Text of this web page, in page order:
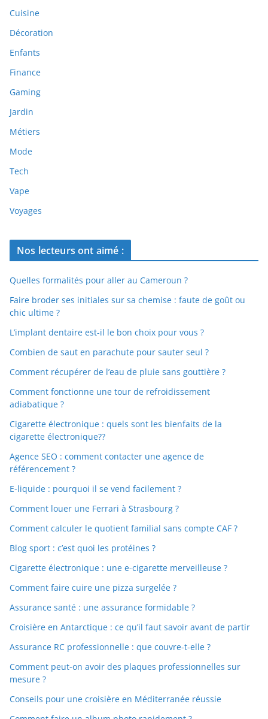
Cuisine
Décoration
Enfants
Finance
Gaming
Jardin
Métiers
Mode
Tech
Vape
Voyages
Nos lecteurs ont aimé :
Quelles formalités pour aller au Cameroun ?
Faire broder ses initiales sur sa chemise : faute de goût ou
chic ultime ?
L’implant dentaire est-il le bon choix pour vous ?
Combien de saut en parachute pour sauter seul ?
Comment récupérer de l’eau de pluie sans gouttière ?
Comment fonctionne une tour de refroidissement
adiabatique ?
Cigarette électronique : quels sont les bienfaits de la
cigarette électronique??
Agence SEO : comment contacter une agence de
référencement ?
E-liquide : pourquoi il se vend facilement ?
Comment louer une Ferrari à Strasbourg ?
Comment calculer le quotient familial sans compte CAF ?
Blog sport : c’est quoi les protéines ?
Cigarette électronique : une e-cigarette merveilleuse ?
Comment faire cuire une pizza surgelée ?
Assurance santé : une assurance formidable ?
Croisière en Antarctique : ce qu’il faut savoir avant de partir
Assurance RC professionnelle : que couvre-t-elle ?
Comment peut-on avoir des plaques professionnelles sur
mesure ?
Conseils pour une croisière en Méditerranée réussie